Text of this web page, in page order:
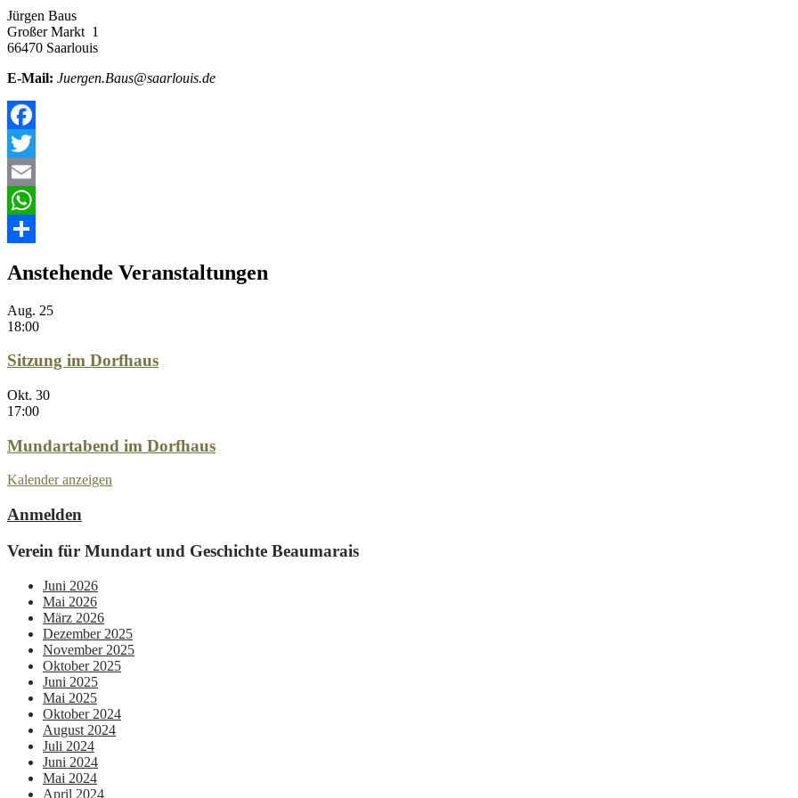
Jürgen Baus
Großer Markt 1
66470 Saarlouis
E-Mail: Juergen.Baus@saarlouis.de
Facebook
Twitter
Email
WhatsApp
Anstehende Veranstaltungen
Aug. 25
18:00
Sitzung im Dorfhaus
Okt. 30
17:00
Mundartabend im Dorfhaus
Kalender anzeigen
Anmelden
Verein für Mundart und Geschichte Beaumarais
Juni 2026
Mai 2026
März 2026
Dezember 2025
November 2025
Oktober 2025
Juni 2025
Mai 2025
Oktober 2024
August 2024
Juli 2024
Juni 2024
Mai 2024
April 2024